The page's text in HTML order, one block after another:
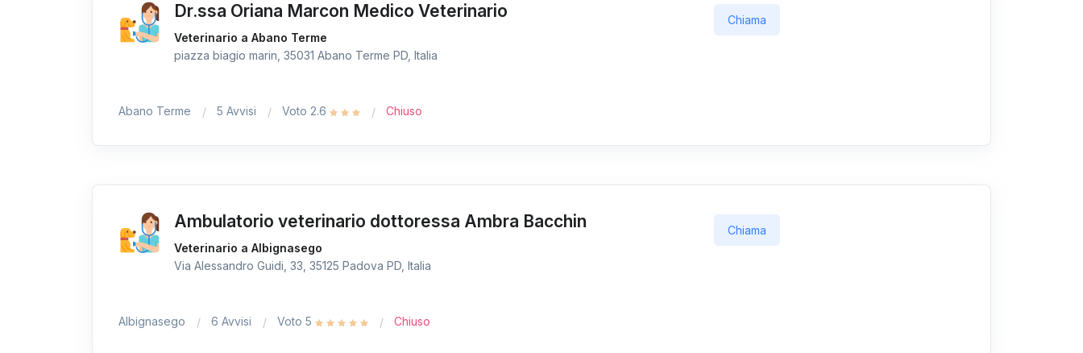
Dr.ssa Oriana Marcon Medico Veterinario
Veterinario a Abano Terme
piazza biagio marin, 35031 Abano Terme PD, Italia
Chiama
Abano Terme 5 Avvisi Voto 2.6 Chiuso
Ambulatorio veterinario dottoressa Ambra Bacchin
Veterinario a Albignasego
Via Alessandro Guidi, 33, 35125 Padova PD, Italia
Chiama
Albignasego 6 Avvisi Voto 5 Chiuso